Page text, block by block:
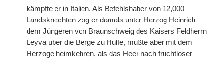
kämpfte er in Italien. Als Befehlshaber von 12,000
Landsknechten zog er damals unter Herzog Heinrich
dem Jüngeren von Braunschweig des Kaisers Feldherrn
Leyva über die Berge zu Hülfe, mußte aber mit dem
Herzoge heimkehren, als das Heer nach fruchtloser